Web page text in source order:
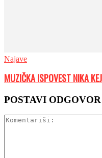
Najave
MUZIČKA ISPOVEST NIKA
POSTAVI ODGOVOR